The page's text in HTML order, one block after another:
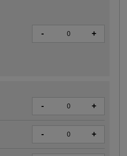
- +
- +
- +